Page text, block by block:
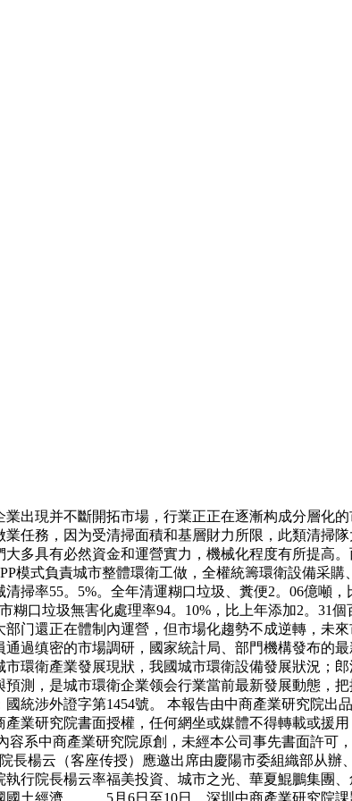
現并不斷開拓市場，行業正正在逐漸构成分層化
任務，因为受清掃面積和基層財力所限，此類清掃
多具有必然資金和運營實力，機械化程度有所提高
模式負責城市整體環衛工做，全權統籌環衛設備采
掃率55。5%。全年清運糊口垃圾、糞便2。06億噸
糊口垃圾無害化處理率94。10%，比上年添加2。31
门還正在體制內運營，但市場化趨勢不成逆轉，未
過缜密的市場調研，國家統計局、部門機構發布的
環衛產業發展現狀，我國城市環衛設備發展狀況；
測，是城市環衛企業领会行業當前最新發展動態，
統涉外證字第1454號。 本報告由中商產業研究院出
業研究院書面授權，任何網坐或媒體不得轉載或援
系中商產業研究院原創，未經本公司事先書面許可
長楊云（客座传授）應邀出席由慶陽市委組織部从
行院長楊云率福美投資、城市之光、華夏鯤鵬集團
土經濟。。。5月6日至10日，深圳中商產業研究院